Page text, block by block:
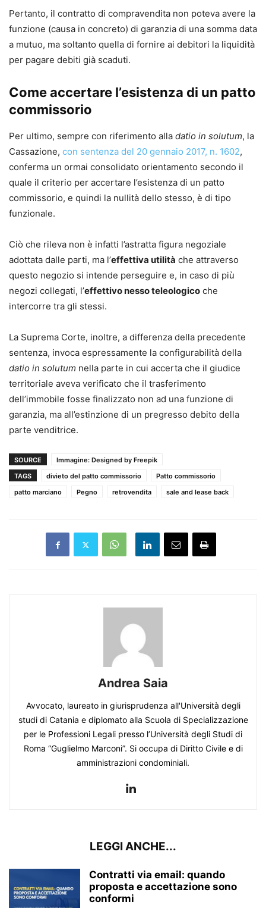
Pertanto, il contratto di compravendita non poteva avere la
funzione (causa in concreto) di garanzia di una somma data
a mutuo, ma soltanto quella di fornire ai debitori la liquidità
per pagare debiti già scaduti.
Come accertare l’esistenza di un patto
commissorio
Per ultimo, sempre con riferimento alla datio in solutum, la
Cassazione, con sentenza del 20 gennaio 2017, n. 1602,
conferma un ormai consolidato orientamento secondo il
quale il criterio per accertare l’esistenza di un patto
commissorio, e quindi la nullità dello stesso, è di tipo
funzionale.
Ciò che rileva non è infatti l’astratta figura negoziale
adottata dalle parti, ma l’effettiva utilità che attraverso
questo negozio si intende perseguire e, in caso di più
negozi collegati, l’effettivo nesso teleologico che
intercorre tra gli stessi.
La Suprema Corte, inoltre, a differenza della precedente
sentenza, invoca espressamente la configurabilità della
datio in solutum nella parte in cui accerta che il giudice
territoriale aveva verificato che il trasferimento
dell’immobile fosse finalizzato non ad una funzione di
garanzia, ma all’estinzione di un pregresso debito della
parte venditrice.
SOURCE
Immagine: Designed by Freepik
TAGS
divieto del patto commissorio
Patto commissorio
patto marciano
Pegno retrovendita sale and lease back
Andrea Saia
Avvocato, laureato in giurisprudenza all'Università degli
studi di Catania e diplomato alla Scuola di Specializzazione
per le Professioni Legali presso l’Università degli Studi di
Roma “Guglielmo Marconi”. Si occupa di Diritto Civile e di
amministrazioni condominiali.
LEGGI ANCHE...
Contratti via email: quando
proposta e accettazione sono
conformi